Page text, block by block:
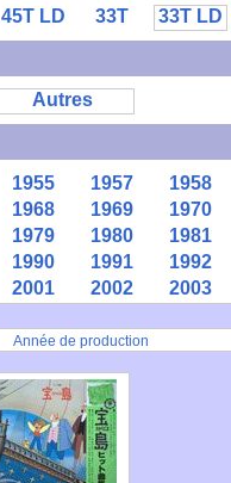
45T LD 33T
33T LD
Autres
1955 1957
1958
1968 1969
1970
1979 1980
1981
1990 1991
1992
2001 2002 2003
Année de production